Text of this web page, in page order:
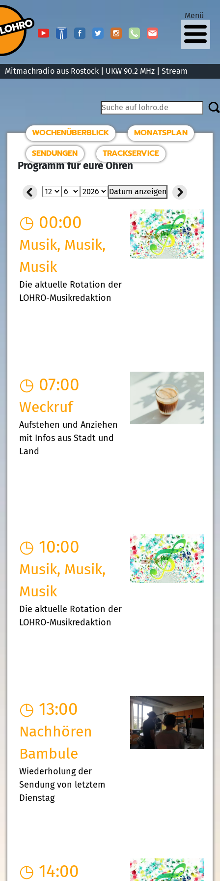
Mitmachradio aus Rostock | UKW 90.2 MHz | Stream
Menü
WOCHENÜBERBLICK
MONATSPLAN
SENDUNGEN
TRACKSERVICE
Programm für eure Ohren
Datum anzeigen
◷ 00:00
Musik, Musik,
Musik
Die aktuelle Rotation der
LOHRO-Musikredaktion
◷ 07:00
Weckruf
Aufstehen und Anziehen
mit Infos aus Stadt und
Land
◷ 10:00
Musik, Musik,
Musik
Die aktuelle Rotation der
LOHRO-Musikredaktion
◷ 13:00
Nachhören
Bambule
Wiederholung der
Sendung von letztem
Dienstag
◷ 14:00